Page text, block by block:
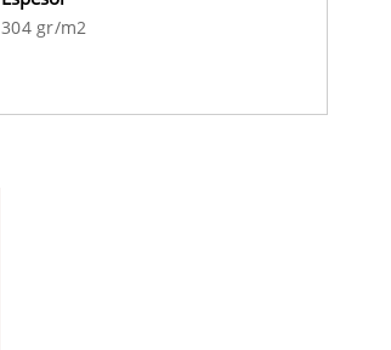
304 gr/m2